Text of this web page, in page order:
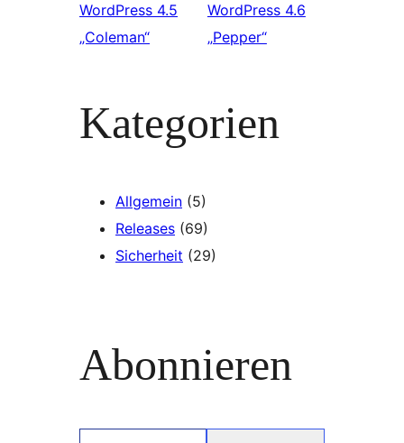
WordPress 4.5
„Coleman“
WordPress 4.6
„Pepper“
Kategorien
Allgemein (5)
Releases (69)
Sicherheit (29)
Abonnieren
Gib deine E-Mail-Adresse ein …